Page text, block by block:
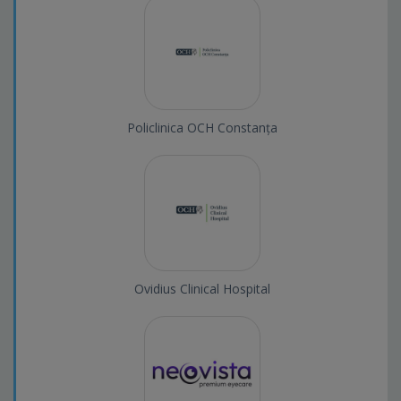
Policlinica OCH Constanța
Ovidius Clinical Hospital